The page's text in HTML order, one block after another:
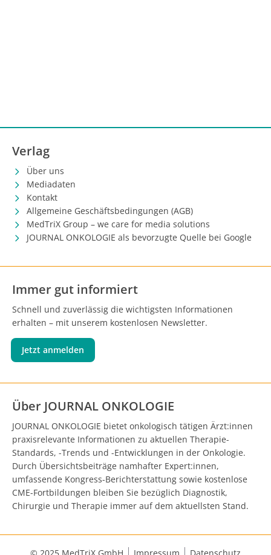
Verlag
Über uns
Mediadaten
Kontakt
Allgemeine Geschäftsbedingungen (AGB)
MedTriX Group – we care for media solutions
JOURNAL ONKOLOGIE als bevorzugte Quelle bei Google
Immer gut informiert
Schnell und zuverlässig die wichtigsten Informationen
erhalten – mit unserem kostenlosen Newsletter.
Jetzt anmelden
Über JOURNAL ONKOLOGIE
JOURNAL ONKOLOGIE bietet onkologisch tätigen Ärzt:innen
praxisrelevante Informationen zu aktuellen Therapie-
Standards, -Trends und -Entwicklungen in der Onkologie.
Durch Übersichtsbeiträge namhafter Expert:innen,
umfassende Kongress-Berichterstattung sowie kostenlose
CME-Fortbildungen bleiben Sie bezüglich Diagnostik,
Chirurgie und Therapie immer auf dem aktuellsten Stand.